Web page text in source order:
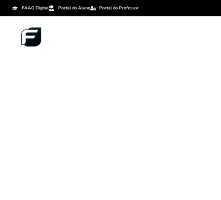
FAAG Digital Portal do Aluno Portal do Professor